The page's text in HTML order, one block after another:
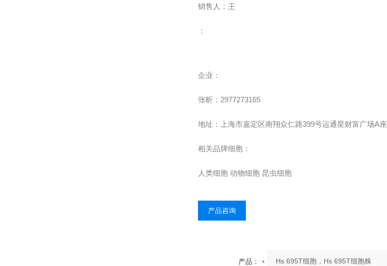
销售人：王
：
企业 ：
张昕： 2977273165
地址：上海市嘉定区南翔众仁路399号运通星财富广场A座
相关品牌细胞：
人类细胞 动物细胞 昆虫细胞
产品咨询
产品：